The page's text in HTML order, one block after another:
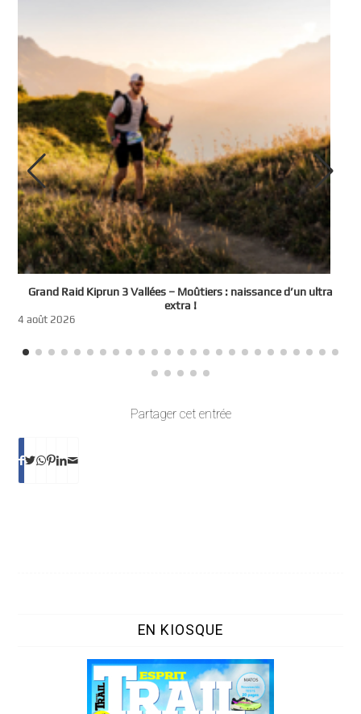
Grand Raid Kiprun 3 Vallées – Moûtiers : naissance d’un ultra
extra !
4 août 2026
Partager cet entrée
EN KIOSQUE